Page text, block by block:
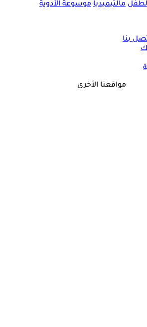
مالتيميديا موسوعة الأدوية
بنا
مواقعنا الأخرى